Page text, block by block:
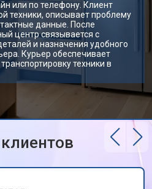
или по телефону. Клиент
техники, описывает проблему
данные. После
центр связывается с
и назначения удобного
Курьер обеспечивает
техники в